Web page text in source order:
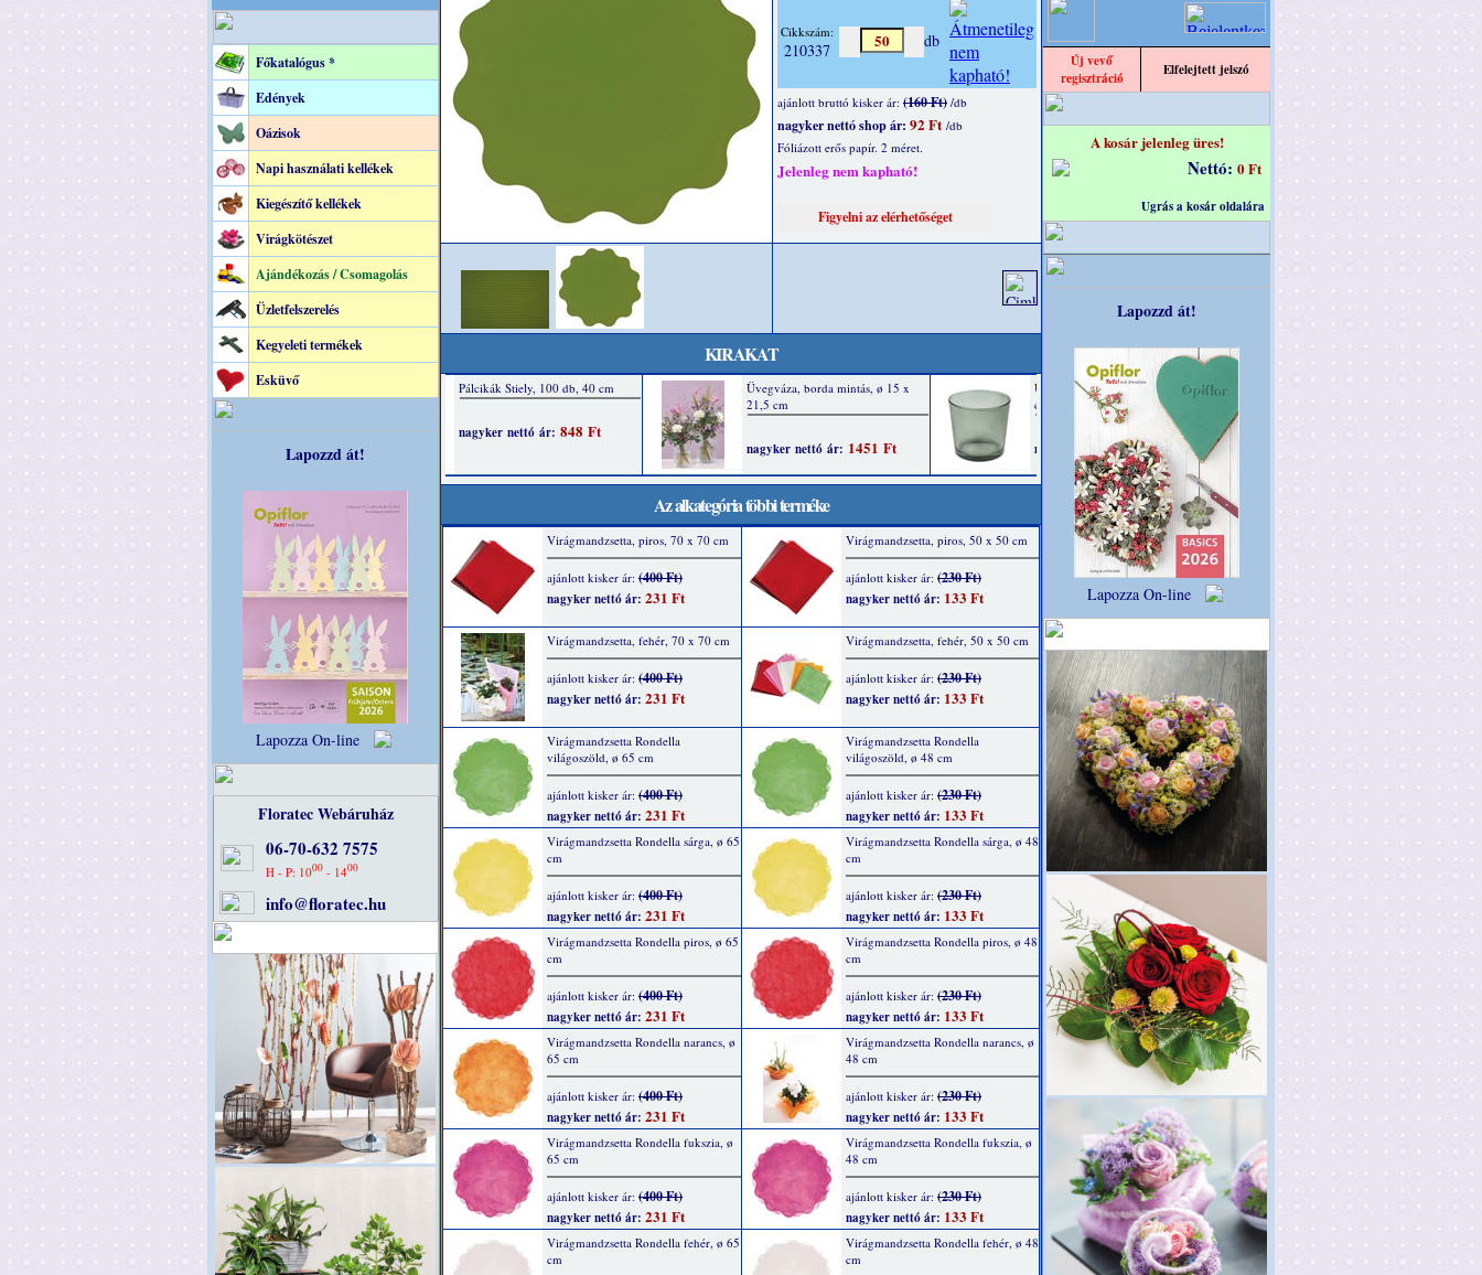
Főkatalógus *
Edények
Oázisok
Napi használati kellékek
Kiegészítő kellékek
Virágkötészet
Ajándékozás / Csomagolás
Üzletfelszerelés
Kegyeleti termékek
Esküvő
Lapozzd át!
Lapozza On-line
Floratec Webáruház
06-70-632 7575
H - P: 1000- 1400
info@floratec.hu
Cikkszám:
210337 db
ajánlott bruttó kisker ár: (160 Ft) /db
nagyker nettó shop ár: 92 Ft /db
Fóliázott erős papír. 2 méret.
Jelenleg nem kapható!
KIRAKAT
Az alkategória többi terméke
Virágmandzsetta, piros, 70 x 70 cm
ajánlott kisker ár: (400 Ft)
nagyker nettó ár: 231 Ft
Virágmandzsetta, piros, 50 x 50 cm
ajánlott kisker ár: (230 Ft)
nagyker nettó ár: 133 Ft
Virágmandzsetta, fehér, 70 x 70 cm
ajánlott kisker ár: (400 Ft)
nagyker nettó ár: 231 Ft
Virágmandzsetta, fehér, 50 x 50 cm
ajánlott kisker ár: (230 Ft)
nagyker nettó ár: 133 Ft
Virágmandzsetta Rondella
világoszöld, ø 65 cm
ajánlott kisker ár: (400 Ft)
nagyker nettó ár: 231 Ft
Virágmandzsetta Rondella
világoszöld, ø 48 cm
ajánlott kisker ár: (230 Ft)
nagyker nettó ár: 133 Ft
Virágmandzsetta Rondella sárga, ø 65
cm
ajánlott kisker ár: (400 Ft)
nagyker nettó ár: 231 Ft
Virágmandzsetta Rondella sárga, ø 48
cm
ajánlott kisker ár: (230 Ft)
nagyker nettó ár: 133 Ft
Virágmandzsetta Rondella piros, ø 65
cm
ajánlott kisker ár: (400 Ft)
nagyker nettó ár: 231 Ft
Virágmandzsetta Rondella piros, ø 48
cm
ajánlott kisker ár: (230 Ft)
nagyker nettó ár: 133 Ft
Virágmandzsetta Rondella narancs, ø
65 cm
ajánlott kisker ár: (400 Ft)
nagyker nettó ár: 231 Ft
Virágmandzsetta Rondella narancs, ø
48 cm
ajánlott kisker ár: (230 Ft)
nagyker nettó ár: 133 Ft
Virágmandzsetta Rondella fukszia, ø
65 cm
ajánlott kisker ár: (400 Ft)
nagyker nettó ár: 231 Ft
Virágmandzsetta Rondella fukszia, ø
48 cm
ajánlott kisker ár: (230 Ft)
nagyker nettó ár: 133 Ft
Virágmandzsetta Rondella fehér, ø 65
cm
Virágmandzsetta Rondella fehér, ø 48
cm
Új vevő
regisztráció
Elfelejtett jelszó
A kosár jelenleg üres!
Nettó: 0 Ft
Ugrás a kosár oldalára
Lapozzd át!
Lapozza On-line